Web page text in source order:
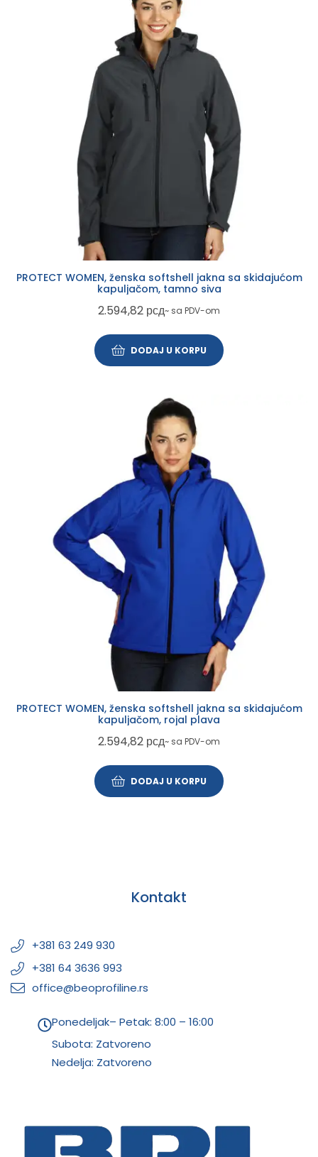
PROTECT WOMEN, ženska softshell jakna sa skidajućom
kapuljačom, tamno siva
2.594,82 рсд~ sa PDV-om
DODAJ U KORPU
PROTECT WOMEN, ženska softshell jakna sa skidajućom
kapuljačom, rojal plava
2.594,82 рсд~ sa PDV-om
DODAJ U KORPU
Kontakt
+381 63 249 930
+381 64 3636 993
office@beoprofiline.rs
Ponedeljak– Petak: 8:00 – 16:00
Subota: Zatvoreno
Nedelja: Zatvoreno